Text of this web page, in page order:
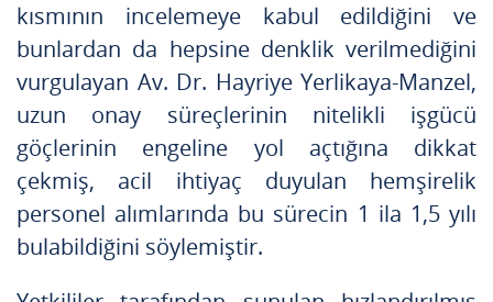
kısmının incelemeye kabul edildiğini ve
bunlardan da hepsine denklik verilmediğini
vurgulayan Av. Dr. Hayriye Yerlikaya-Manzel,
uzun onay süreçlerinin nitelikli işgücü
göçlerinin engeline yol açtığına dikkat
çekmiş, acil ihtiyaç duyulan hemşirelik
personel alımlarında bu sürecin 1 ila 1,5 yılı
bulabildiğini söylemiştir.